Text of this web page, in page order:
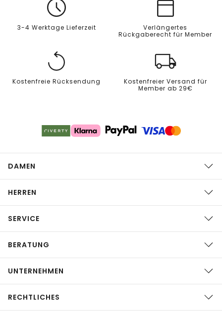
3-4 Werktage Lieferzeit
Verlängertes
Rückgaberecht für Member
Kostenfreie Rücksendung
Kostenfreier Versand für
Member ab 29€
DAMEN
HERREN
SERVICE
BERATUNG
UNTERNEHMEN
RECHTLICHES